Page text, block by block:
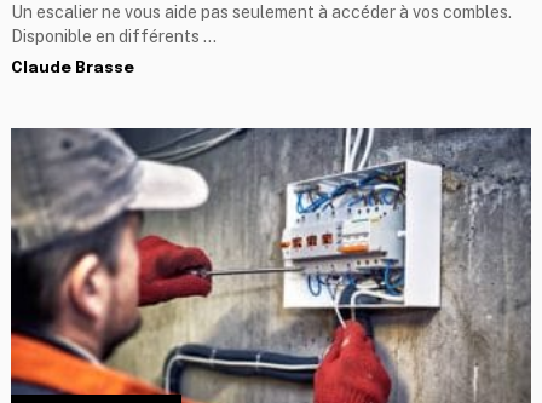
Un escalier ne vous aide pas seulement à accéder à vos combles.
Disponible en différents …
Claude Brasse